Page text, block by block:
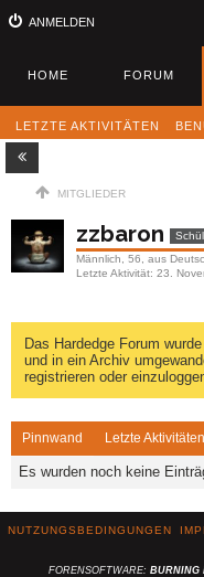
ANMELDEN
HOME FORUM
LETZTE AKTIVITÄTEN
MITGLIEDER
zzbaron
Männlich
56 aus
Letzte Aktivität 23.
Das Hardedge Forum
und in ein Archiv
registrieren oder
Pinnwand Letzte Aktivitäten
Es wurden noch keine
NUTZUNGSBEDINGUNGEN
FORENSOFTWARE: BURNING